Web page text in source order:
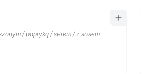
/ papryką / serem / z sosem